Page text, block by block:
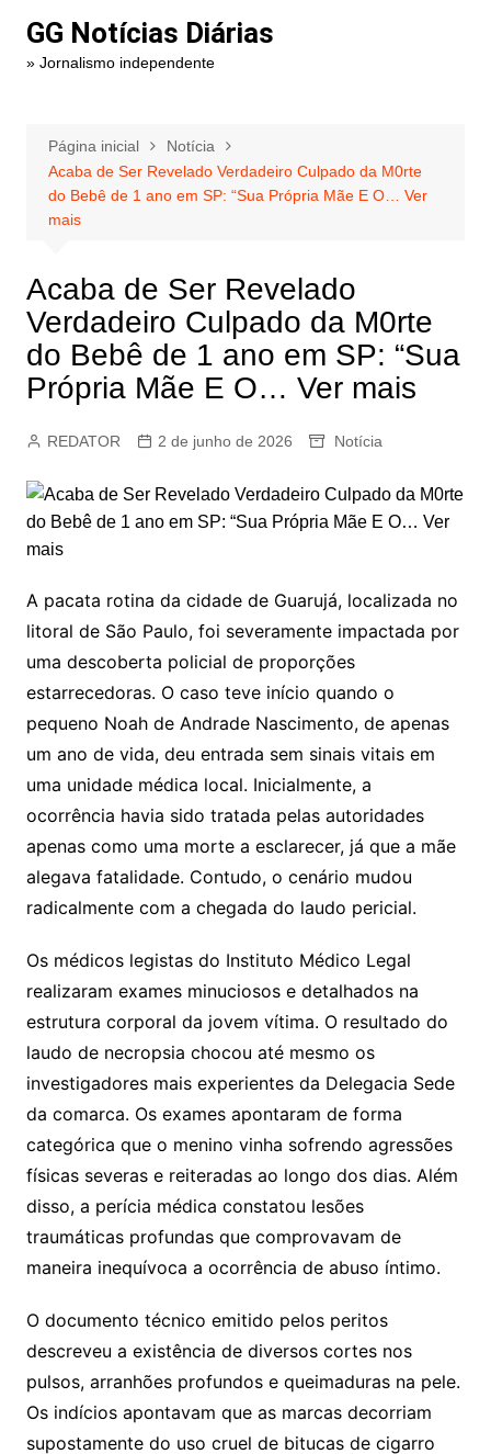
paraGG Notícias Diárias
» Jornalismo independente
Página inicial
Notícia
Acaba de Ser Revelado Verdadeiro Culpado da M0rte
do Bebê de 1 ano em SP: “Sua Própria Mãe E O… Ver
mais
Acaba de Ser Revelado
Verdadeiro Culpado da M0rte
do Bebê de 1 ano em SP: “Sua
Própria Mãe E O… Ver mais
REDATOR 2 de junho de 2026 Notícia
A pacata rotina da cidade de Guarujá, localizada no
litoral de São Paulo, foi severamente impactada por
uma descoberta policial de proporções
estarrecedoras. O caso teve início quando o
pequeno Noah de Andrade Nascimento, de apenas
um ano de vida, deu entrada sem sinais vitais em
uma unidade médica local. Inicialmente, a
ocorrência havia sido tratada pelas autoridades
apenas como uma morte a esclarecer, já que a mãe
alegava fatalidade. Contudo, o cenário mudou
radicalmente com a chegada do laudo pericial.
Os médicos legistas do Instituto Médico Legal
realizaram exames minuciosos e detalhados na
estrutura corporal da jovem vítima. O resultado do
laudo de necropsia chocou até mesmo os
investigadores mais experientes da Delegacia Sede
da comarca. Os exames apontaram de forma
categórica que o menino vinha sofrendo agressões
físicas severas e reiteradas ao longo dos dias. Além
disso, a perícia médica constatou lesões
traumáticas profundas que comprovavam de
maneira inequívoca a ocorrência de abuso íntimo.
O documento técnico emitido pelos peritos
descreveu a existência de diversos cortes nos
pulsos, arranhões profundos e queimaduras na pele.
Os indícios apontavam que as marcas decorriam
supostamente do uso cruel de bitucas de cigarro